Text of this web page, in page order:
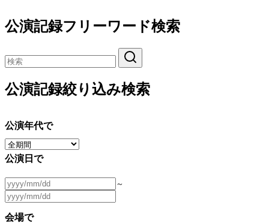
公演記録フリーワード検索
公演記録絞り込み検索
公演年代で
公演日で
～
会場で